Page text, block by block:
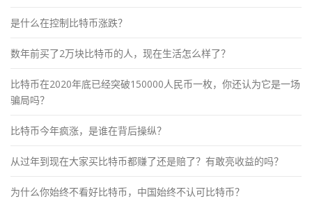
是什么在控制比特币涨跌？
数年前买了2万块比特币的人，现在生活怎么样了？
比特币在2020年底已经突破150000人民币一枚，你还认为它是一场
骗局吗？
比特币今年疯涨，是谁在背后操纵？
从过年到现在大家买比特币都赚了还是赔了？有敢亮收益的吗？
为什么你始终不看好比特币，中国始终不认可比特币？